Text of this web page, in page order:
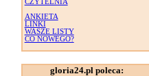
CZYTELNIA
ANKIETA
LINKI
WASZE LISTY
CO NOWEGO?
gloria24.pl poleca: